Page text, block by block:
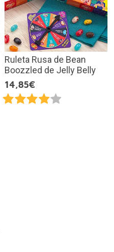
Ruleta Rusa de Bean
Boozzled de Jelly Belly
14,85€